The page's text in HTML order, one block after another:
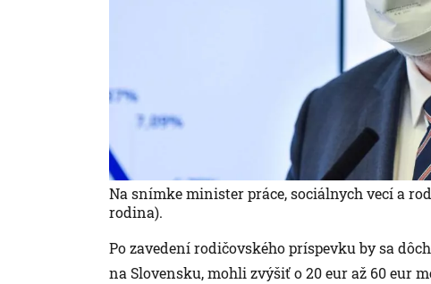
Na snímke minister práce, sociálnych vecí a
rodina).
Po zavedení rodičovského príspevku by sa
na Slovensku, mohli zvýšiť o 20 eur až 60 eur